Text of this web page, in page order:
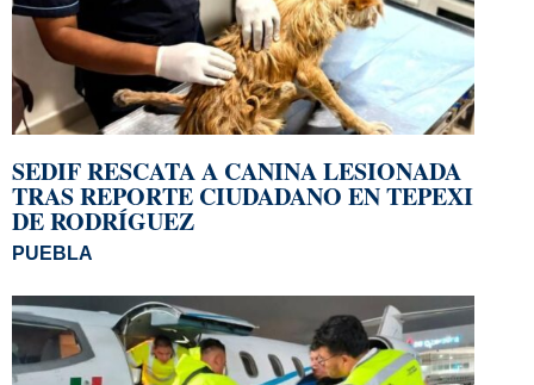
SEDIF RESCATA A CANINA LESIONADA
TRAS REPORTE CIUDADANO EN TEPEXI
DE RODRÍGUEZ
PUEBLA